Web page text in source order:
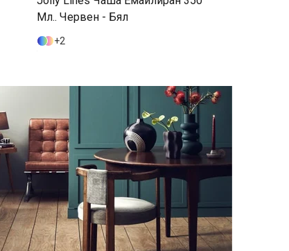
Мл.. Бял - Морскосин
1